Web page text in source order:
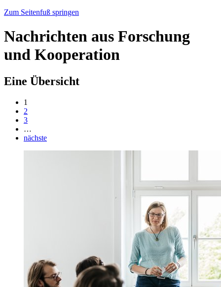
Zum Seitenfuß springen
Nachrichten aus Forschung
und Kooperation
Eine Übersicht
1
2
3
…
nächste